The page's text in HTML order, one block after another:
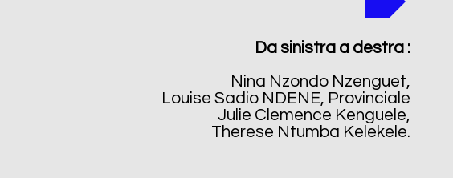
Da sinistra a destra :
Nina Nzondo Nzenguet,
Louise Sadio NDENE, Provinciale
Julie Clemence Kenguele,
Therese Ntumba Kelekele.